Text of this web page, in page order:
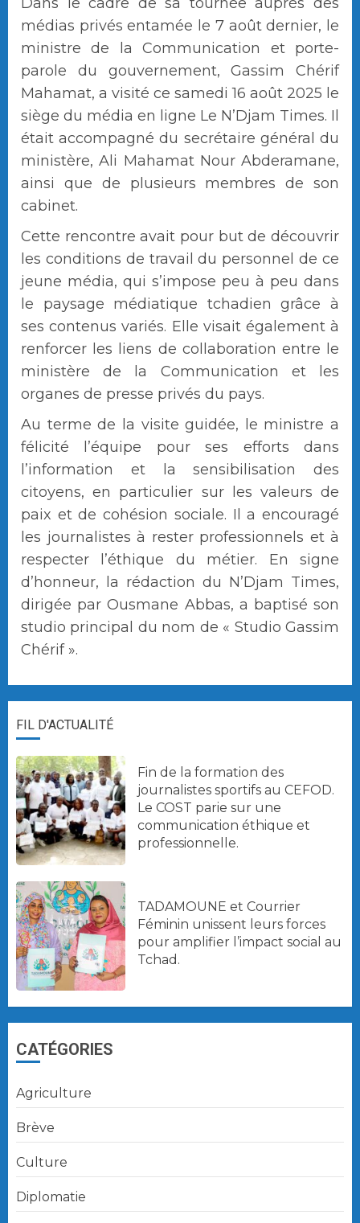
médias privés entamée le 7 août dernier, le
ministre de la Communication et porte-
parole du gouvernement, Gassim Chérif
Mahamat, a visité ce samedi 16 août 2025 le
siège du média en ligne Le N’Djam Times. Il
était accompagné du secrétaire général du
ministère, Ali Mahamat Nour Abderamane,
ainsi que de plusieurs membres de son
cabinet.
Cette rencontre avait pour but de découvrir
les conditions de travail du personnel de ce
jeune média, qui s’impose peu à peu dans
le paysage médiatique tchadien grâce à
ses contenus variés. Elle visait également à
renforcer les liens de collaboration entre le
ministère de la Communication et les
organes de presse privés du pays.
Au terme de la visite guidée, le ministre a
félicité l’équipe pour ses efforts dans
l’information et la sensibilisation des
citoyens, en particulier sur les valeurs de
paix et de cohésion sociale. Il a encouragé
les journalistes à rester professionnels et à
respecter l’éthique du métier. En signe
d’honneur, la rédaction du N’Djam Times,
dirigée par Ousmane Abbas, a baptisé son
studio principal du nom de « Studio Gassim
Chérif ».
FIL D'ACTUALITÉ
Fin de la formation des
journalistes sportifs au CEFOD.
Le COST parie sur une
communication éthique et
professionnelle.
TADAMOUNE et Courrier
Féminin unissent leurs forces
pour amplifier l’impact social au
Tchad.
CATÉGORIES
Agriculture
Brève
Culture
Diplomatie